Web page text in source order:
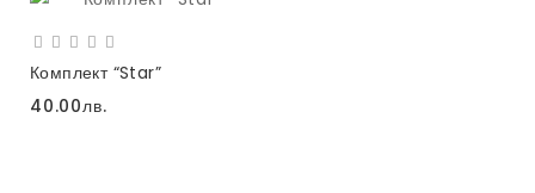
Комплект “Star”
40.00лв.